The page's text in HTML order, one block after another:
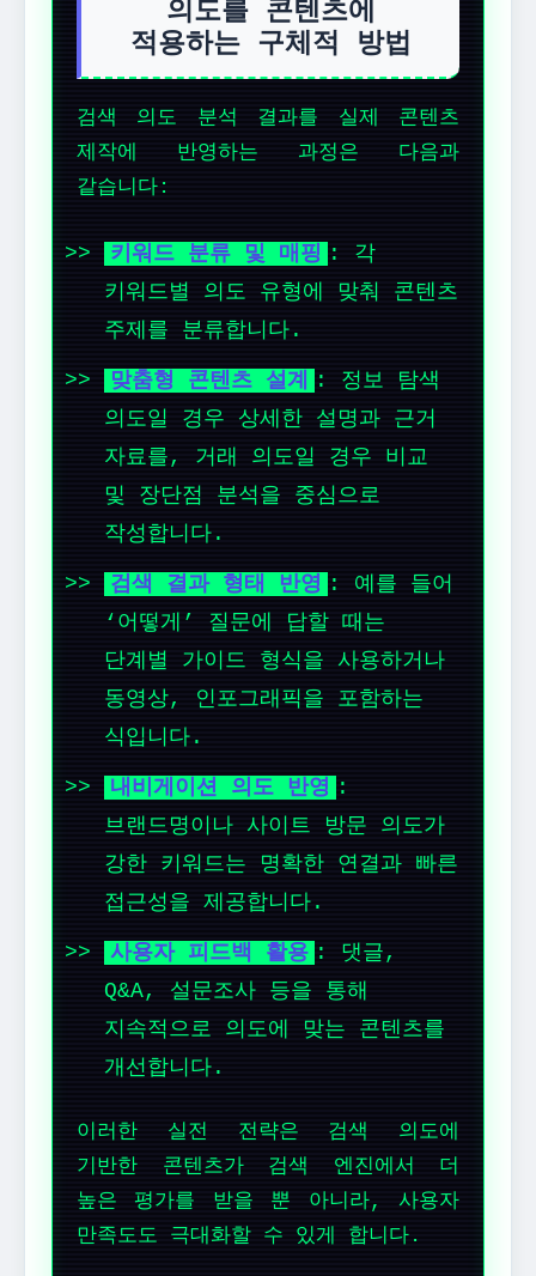
의도를 콘텐츠에
적용하는 구체적 방법
검색 의도 분석 결과를 실제 콘텐츠
제작에 반영하는 과정은 다음과
같습니다:
키워드 분류 및 매핑 : 각
키워드별 의도 유형에 맞춰 콘텐츠
주제를 분류합니다.
맞춤형 콘텐츠 설계
: 정보 탐색
의도일 경우 상세한 설명과 근거
자료를, 거래 의도일 경우 비교
및 장단점 분석을 중심으로
작성합니다.
검색 결과 형태 반영 : 예를 들어
‘어떻게’ 질문에 답할 때는
단계별 가이드 형식을 사용하거나
동영상, 인포그래픽을 포함하는
식입니다.
내비게이션 의도 반영 :
브랜드명이나 사이트 방문 의도가
강한 키워드는 명확한 연결과 빠른
접근성을 제공합니다.
사용자 피드백 활용 : 댓글,
Q&A, 설문조사 등을 통해
지속적으로 의도에 맞는 콘텐츠를
개선합니다.
이러한 실전 전략은 검색 의도에
기반한 콘텐츠가 검색 엔진에서 더
높은 평가를 받을 뿐 아니라, 사용자
만족도도 극대화할 수 있게 합니다.